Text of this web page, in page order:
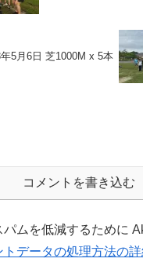
5月6日 芝1000M x 5本
コメントを書き込む
パムを低減するために
トデータの処理方法の